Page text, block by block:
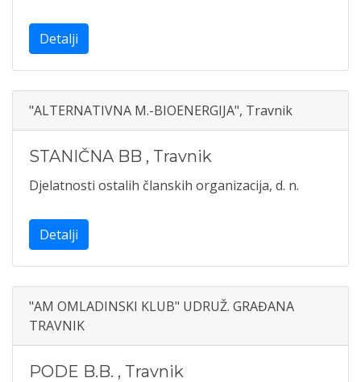
Detalji
"ALTERNATIVNA M.-BIOENERGIJA", Travnik
STANIČNA BB , Travnik
Djelatnosti ostalih članskih organizacija, d. n.
Detalji
"AM OMLADINSKI KLUB" UDRUŽ. GRAĐANA
TRAVNIK
PODE B.B. , Travnik